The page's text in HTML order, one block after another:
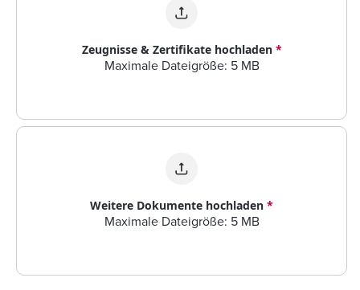
Zeugnisse & Zertifikate hochladen *
Maximale Dateigröße: 5 MB
Weitere Dokumente hochladen *
Maximale Dateigröße: 5 MB